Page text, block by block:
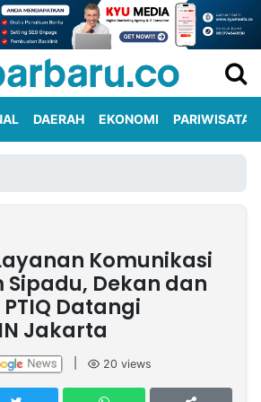
DAERAH EKONOMI PARIWISATA
Komunikasi
Sipadu, Dekan dan
PTIQ Datangi
Jakarta
20 views